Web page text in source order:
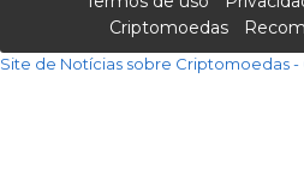
Criptomoedas
Site de Notícias sobre Criptomoedas -